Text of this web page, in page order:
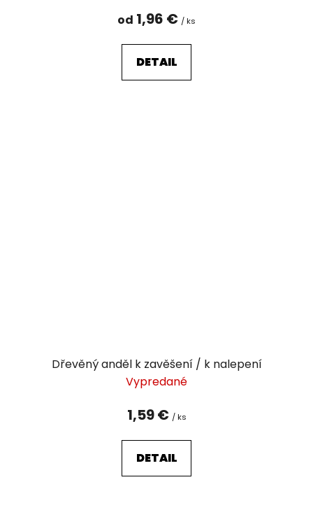
od 1,96 € / ks
DETAIL
Dřevěný anděl k zavěšení / k nalepení
Vypredané
1,59 € / ks
DETAIL